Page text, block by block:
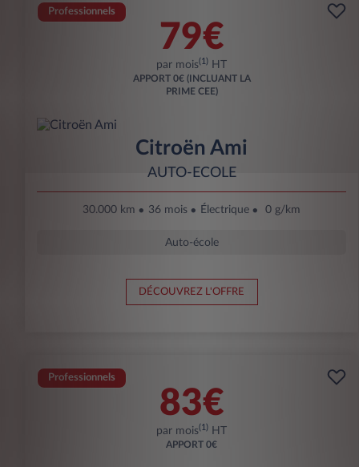
Professionnels
79€
par mois(1) HT
APPORT 0€ (INCLUANT LA
PRIME CEE)
Citroën Ami
AUTO-ECOLE
30.000 km 36 mois Électrique 0 g/km
Auto-école
DÉCOUVREZ L'OFFRE
Professionnels
83€
par mois(1) HT
APPORT 0€